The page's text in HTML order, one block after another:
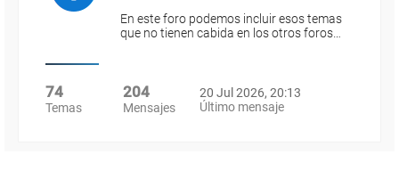
En este foro podemos incluir esos temas
que no tienen cabida en los otros foros…
74
Temas
204
Mensajes
20 Jul 2026, 20:13
Último mensaje